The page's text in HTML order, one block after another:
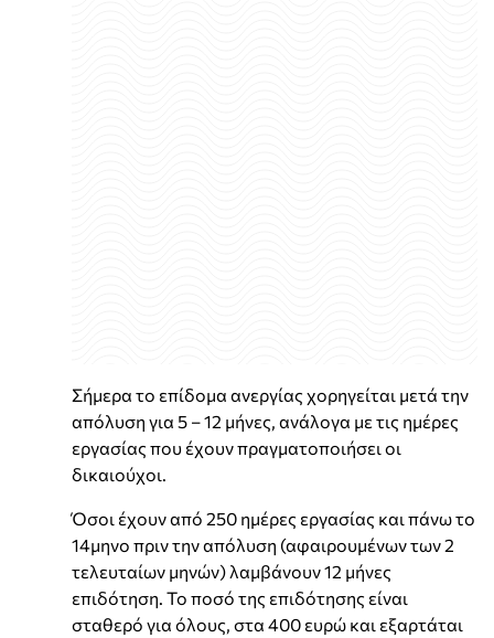
Σήμερα το επίδομα ανεργίας χορηγείται μετά την
απόλυση για 5 – 12 μήνες, ανάλογα με τις ημέρες
εργασίας που έχουν πραγματοποιήσει οι
δικαιούχοι.
Όσοι έχουν από 250 ημέρες εργασίας και πάνω το
14μηνο πριν την απόλυση (αφαιρουμένων των 2
τελευταίων μηνών) λαμβάνουν 12 μήνες
επιδότηση. Το ποσό της επιδότησης είναι
σταθερό για όλους, στα 400 ευρώ και εξαρτάται